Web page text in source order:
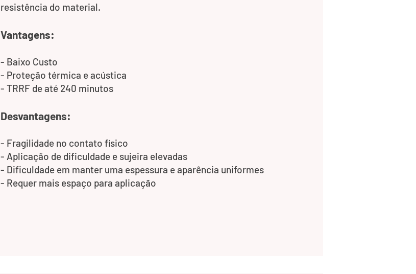
resistência do material.
Vantagens:
- Baixo Custo
- Proteção térmica e acústica
- TRRF de até 240 minutos
Desvantagens:
- Fragilidade no contato físico
- Aplicação de dificuldade e sujeira elevadas
- Dificuldade em manter uma espessura e aparência uniformes
- Requer mais espaço para aplicação